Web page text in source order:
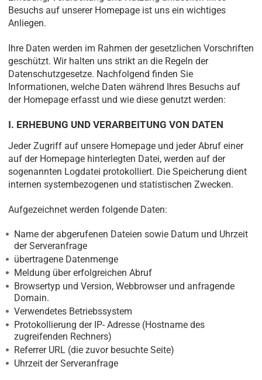
Besuchs auf unserer Homepage ist uns ein wichtiges
Anliegen.
Ihre Daten werden im Rahmen der gesetzlichen Vorschriften
geschützt. Wir halten uns strikt an die Regeln der
Datenschutzgesetze. Nachfolgend finden Sie
Informationen, welche Daten während Ihres Besuchs auf
der Homepage erfasst und wie diese genutzt werden:
I. ERHEBUNG UND VERARBEITUNG VON DATEN
Jeder Zugriff auf unsere Homepage und jeder Abruf einer
auf der Homepage hinterlegten Datei, werden auf der
sogenannten Logdatei protokolliert. Die Speicherung dient
internen systembezogenen und statistischen Zwecken.
Aufgezeichnet werden folgende Daten:
Name der abgerufenen Dateien sowie Datum und Uhrzeit
der Serveranfrage
übertragene Datenmenge
Meldung über erfolgreichen Abruf
Browsertyp und Version, Webbrowser und anfragende
Domain.
Verwendetes Betriebssystem
Protokollierung der IP- Adresse (Hostname des
zugreifenden Rechners)
Referrer URL (die zuvor besuchte Seite)
Uhrzeit der Serveranfrage